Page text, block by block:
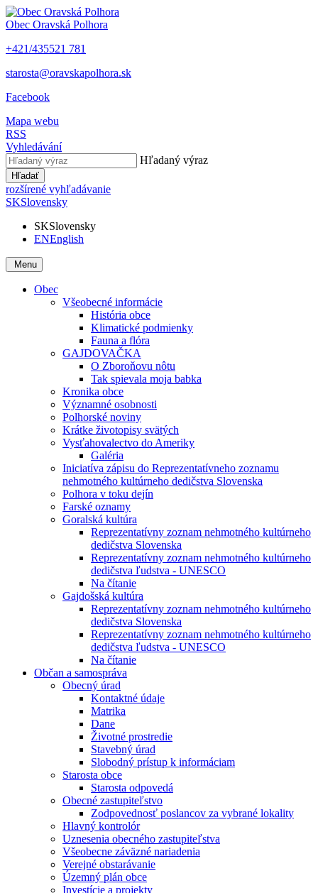
Obec Oravská Polhora
+421/435521 781
starosta@oravskapolhora.sk
Facebook
Mapa webu
RSS
Vyhledávání
Hľadaný výraz
Hľadať
rozšírené vyhľadávanie
SKSlovensky
SKSlovensky
ENEnglish
Menu
Obec
Všeobecné informácie
História obce
Klimatické podmienky
Fauna a flóra
GAJDOVAČKA
O Zboroňovu nôtu
Tak spievala moja babka
Kronika obce
Významné osobnosti
Polhorské noviny
Krátke životopisy svätých
Vysťahovalectvo do Ameriky
Galéria
Iniciatíva zápisu do Reprezentatívneho zoznamu
nehmotného kultúrneho dedičstva Slovenska
Polhora v toku dejín
Farské oznamy
Goralská kultúra
Reprezentatívny zoznam nehmotného kultúrneho
dedičstva Slovenska
Reprezentatívny zoznam nehmotného kultúrneho
dedičstva ľudstva - UNESCO
Na čítanie
Gajdošská kultúra
Reprezentatívny zoznam nehmotného kultúrneho
dedičstva Slovenska
Reprezentatívny zoznam nehmotného kultúrneho
dedičstva ľudstva - UNESCO
Na čítanie
Občan a samospráva
Obecný úrad
Kontaktné údaje
Matrika
Dane
Životné prostredie
Stavebný úrad
Slobodný prístup k informáciam
Starosta obce
Starosta odpovedá
Obecné zastupiteľstvo
Zodpovednosť poslancov za vybrané lokality
Hlavný kontrolór
Uznesenia obecného zastupiteľstva
Všeobecne záväzné nariadenia
Verejné obstarávanie
Územný plán obce
Investície a projekty